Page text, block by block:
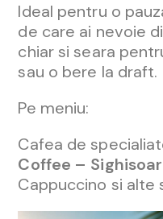
Ideal pentru o
de care ai nevoie
chiar si seara
sau o bere la draft.
Pe meniu:
Cafea de
Coffee –
Cappuccino si alte